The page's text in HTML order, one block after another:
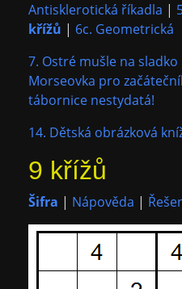
Antisklerotická říkadla |
křížů | 6c. Geometrická
7. Ostré mušle na sladko
Morseovka pro
tábornice nestydatá!
14. Dětská obrázková
9 křížů
Šifra | Nápověda |